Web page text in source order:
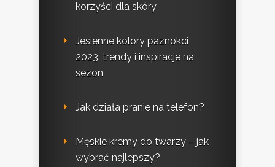
korzyści dla skóry
Jesienne kolory paznokci
2023: trendy i inspiracje na
sezon
Jak działa pranie na telefon?
Męskie kremy do twarzy – jak
wybrać najlepszy?